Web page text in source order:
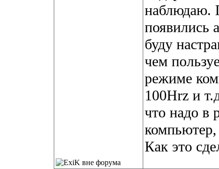
наблюдаю.
появились
буду
чем
режиме
100Hrz и
что надо в
Как это